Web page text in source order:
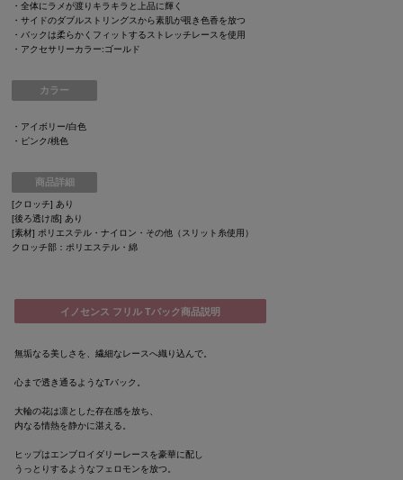
・全体にラメが渡りキラキラと上品に輝く
・サイドのダブルストリングスから素肌が覗き色香を放つ
・バックは柔らかくフィットするストレッチレースを使用
・アクセサリーカラー:ゴールド
カラー
・アイボリー/白色
・ピンク/桃色
商品詳細
[クロッチ] あり
[後ろ透け感] あり
[素材] ポリエステル・ナイロン・その他（スリット糸使用）
クロッチ部：ポリエステル・綿
イノセンス フリル Tバック商品説明
無垢なる美しさを、繊細なレースへ織り込んで。
心まで透き通るようなTバック。
大輪の花は凛とした存在感を放ち、
内なる情熱を静かに湛える。
ヒップはエンブロイダリーレースを豪華に配し
うっとりするようなフェロモンを放つ。